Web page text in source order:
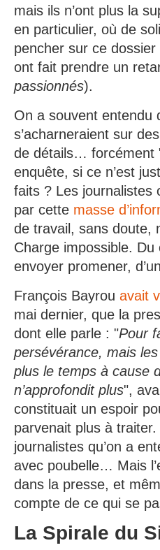
mais ils n’ont plus la
en particulier, où de
pencher sur ce
ont fait prendre un
passionnés).
On a souvent entendu
s’acharneraient sur
de détails… forcément
enquête, si ce n’est
faits ? Les journalistes
par cette masse
de travail, sans doute,
Charge impossible.
envoyer promener,
François Bayrou avait
mai dernier, que la
dont elle parle : "Pour
persévérance, mais
plus le temps à cause
n’approfondit plus",
constituait un espoir
parvenait plus à
journalistes qu’on a
avec poubelle… Mais
dans la presse, et
compte de ce qui se
La Spirale du